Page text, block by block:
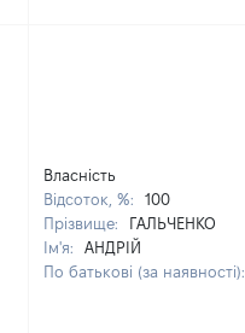
Власність
Відсоток, %:
100
Прізвище:
ГАЛЬЧЕНКО
Ім'я:
АНДРІЙ
По батькові (за наявності):